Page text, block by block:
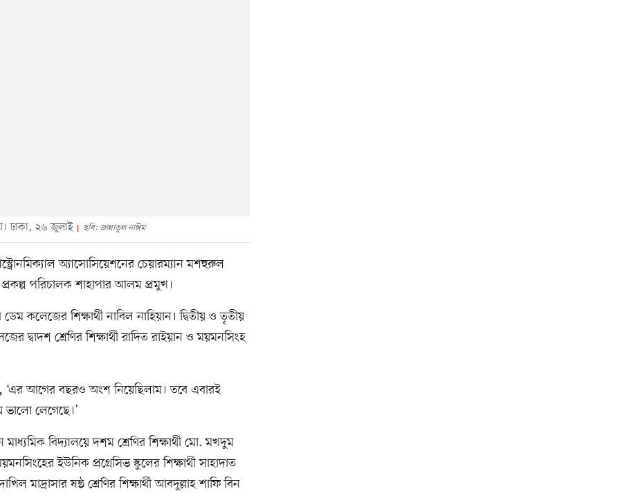
ঢাকা, ২৬ জুলাই ছবি: জান্নাতুল নাঈম
অ্যাসোসিয়েশনের চেয়ারম্যান মশহুরুল
পরিচালক শাহাপার আলম প্রমুখ।
কলেজের শিক্ষার্থী নাবিল নাহিয়ান। দ্বিতীয় ও তৃতীয়
দ্বাদশ শ্রেণির শিক্ষার্থী রাদিত রাইয়ান ও ময়মনসিংহ
আগের বছরও অংশ নিয়েছিলাম। তবে এবারই
লেগেছে।’
বিদ্যালয়ে দশম শ্রেণির শিক্ষার্থী মো. মখদুম
ইউনিক প্রগ্রেসিভ স্কুলের শিক্ষার্থী সাহাদাত
মাদ্রাসার ষষ্ঠ শ্রেণির শিক্ষার্থী আবদুল্লাহ শাফি বিন